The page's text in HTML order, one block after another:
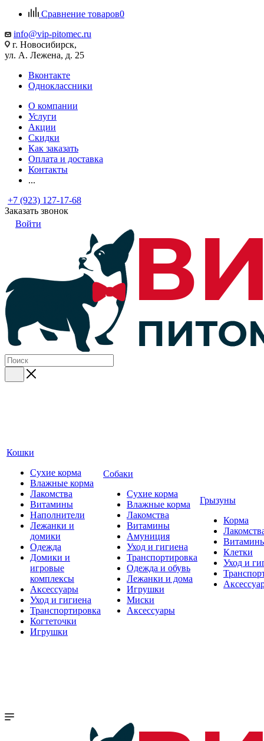
Сравнение товаров0
info@vip-pitomec.ru
г. Новосибирск,
ул. А. Лежена, д. 25
Вконтакте
Одноклассники
О компании
Услуги
Акции
Скидки
Как заказать
Оплата и доставка
Контакты
...
+7 (923) 127-17-68
Заказать звонок
Войти
Кошки
Сухие корма
Влажные корма
Лакомства
Витамины
Наполнители
Лежанки и
домики
Одежда
Домики и
игровые
комплексы
Аксессуары
Уход и гигиена
Транспортировка
Когтеточки
Игрушки
Собаки
Сухие корма
Влажные корма
Лакомства
Витамины
Амуниция
Уход и гигиена
Транспортировка
Одежда и обувь
Лежанки и дома
Игрушки
Миски
Аксессуары
Грызуны
Корма
Клетки
Уход и